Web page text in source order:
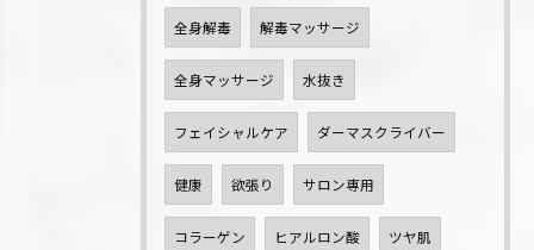
全身解毒 解毒マッサージ
全身マッサージ 水抜き
フェイシャルケア ダーマスクライバー
健康 欲張り サロン専用
コラーゲン ヒアルロン酸 ツヤ肌